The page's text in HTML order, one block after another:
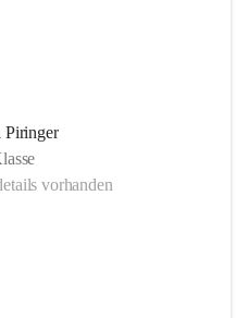
Piringer
vorhanden